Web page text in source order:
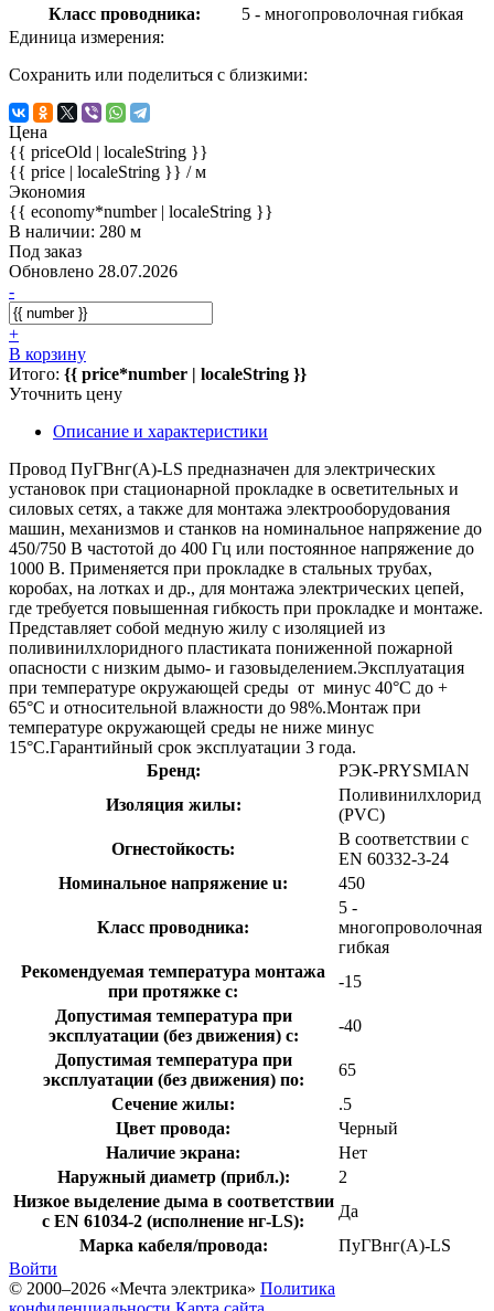
Класс проводника:
5 - многопроволочная гибкая
Единица измерения:
Сохранить или поделиться с близкими:
Цена
{{ priceOld | localeString }}
{{ price | localeString }} / м
Экономия
{{ economy*number | localeString }}
В наличии: 280 м
Под заказ
Обновлено 28.07.2026
-
+
В корзину
Итого: {{ price*number | localeString }}
Уточнить цену
Описание и характеристики
Провод ПуГВнг(А)-LS предназначен для электрических
установок при стационарной прокладке в осветительных и
силовых сетях, а также для монтажа электрооборудования
машин, механизмов и станков на номинальное напряжение до
450/750 В частотой до 400 Гц или постоянное напряжение до
1000 В. Применяется при прокладке в стальных трубах,
коробах, на лотках и др., для монтажа электрических цепей,
где требуется повышенная гибкость при прокладке и монтаже.
Представляет собой медную жилу с изоляцией из
поливинилхлоридного пластиката пониженной пожарной
опасности с низким дымо- и газовыделением.Эксплуатация
при температуре окружающей среды от минус 40°C до +
65°C и относительной влажности до 98%.Монтаж при
температуре окружающей среды не ниже минус
15°C.Гарантийный срок эксплуатации 3 года.
Бренд:
РЭК-PRYSMIAN
Изоляция жилы:
Поливинилхлорид
(PVC)
Огнестойкость:
В соответствии с
EN 60332-3-24
Номинальное напряжение u:
450
Класс проводника:
5 -
многопроволочная
гибкая
Рекомендуемая температура монтажа
при протяжке с:
-15
Допустимая температура при
эксплуатации (без движения) с:
-40
Допустимая температура при
эксплуатации (без движения) по:
65
Сечение жилы:
.5
Цвет провода:
Черный
Наличие экрана:
Нет
Наружный диаметр (прибл.):
2
Низкое выделение дыма в соответствии
с EN 61034-2 (исполнение нг-LS):
Да
Марка кабеля/провода:
ПуГВнг(А)-LS
Войти
© 2000–2026 «Мечта электрика» Политика